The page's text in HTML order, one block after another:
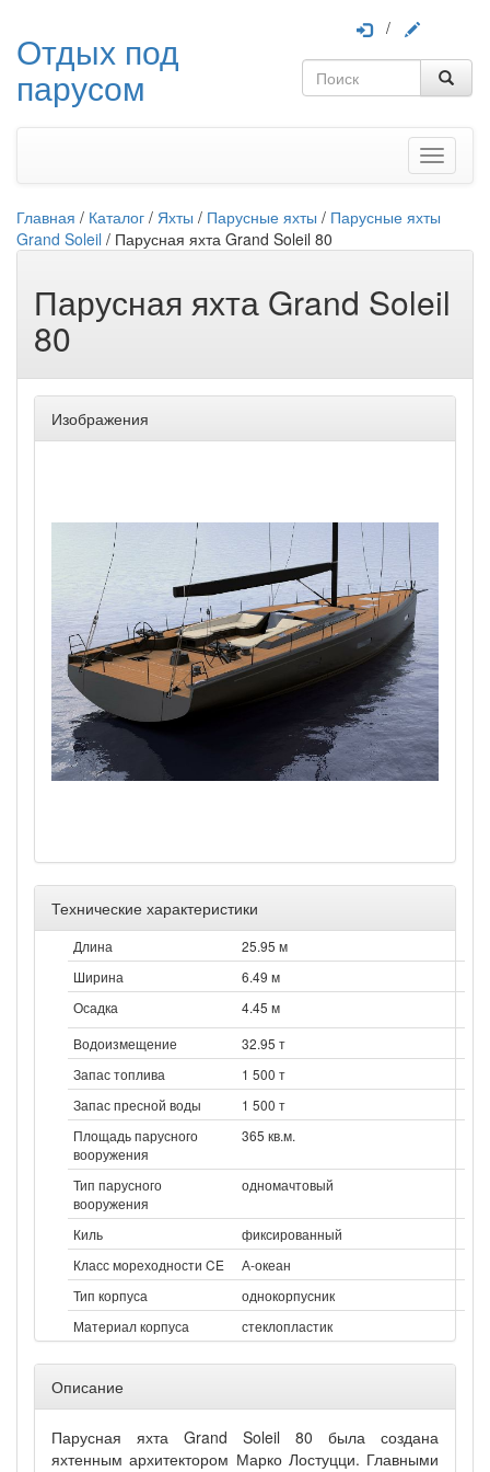
Отдых под
парусом
/
Меню
Главная / Каталог / Яхты / Парусные яхты / Парусные яхты
Grand Soleil / Парусная яхта Grand Soleil 80
Парусная яхта Grand Soleil
80
Изображения
Технические характеристики
Длина
25.95 м
Ширина
6.49 м
Осадка
4.45 м
Водоизмещение
32.95 т
Запас топлива
1 500 т
Запас пресной воды
1 500 т
Площадь парусного
вооружения
365 кв.м.
Тип парусного
вооружения
одномачтовый
Киль
фиксированный
Класс мореходности CE
А-океан
Тип корпуса
однокорпусник
Материал корпуса
стеклопластик
Описание
Парусная яхта Grand Soleil 80 была создана
яхтенным архитектором Марко Лостуцци. Главными